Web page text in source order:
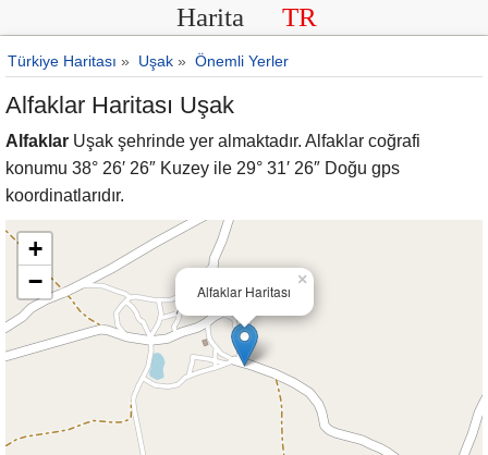
Harita TR
Türkiye Haritası » Uşak » Önemli Yerler
Alfaklar Haritası Uşak
Alfaklar Uşak şehrinde yer almaktadır. Alfaklar coğrafi
konumu 38° 26′ 26″ Kuzey ile 29° 31′ 26″ Doğu gps
koordinatlarıdır.
Alfaklar Haritası
×
+
−